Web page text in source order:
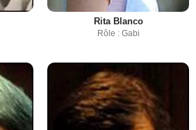
Rita Blanco
Rôle : Gabi